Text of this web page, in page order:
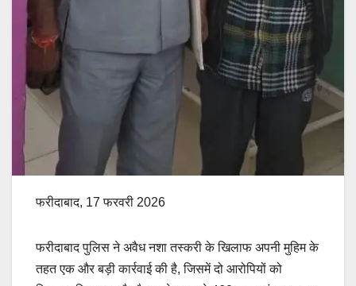
फरीदाबाद, 17 फरवरी 2026
फरीदाबाद पुलिस ने अवैध नशा तस्करी के खिलाफ अपनी मुहिम के
तहत एक और बड़ी कार्रवाई की है, जिसमें दो आरोपियों को